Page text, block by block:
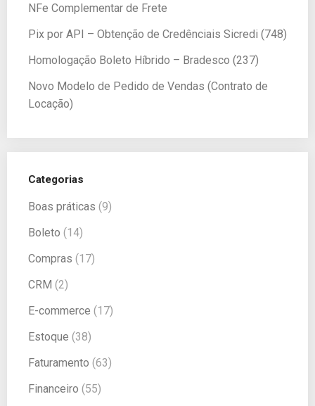
NFe Complementar de Frete
Pix por API – Obtenção de Credênciais Sicredi (748)
Homologação Boleto Híbrido – Bradesco (237)
Novo Modelo de Pedido de Vendas (Contrato de
Locação)
Categorias
Boas práticas (9)
Boleto (14)
Compras (17)
CRM (2)
E-commerce (17)
Estoque (38)
Faturamento (63)
Financeiro (55)